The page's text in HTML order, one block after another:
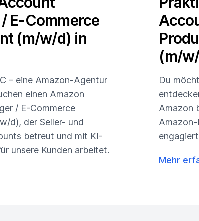
E-Commerce
(m/w/d) in
– eine Amazon-Agentur
einen Amazon
/ E-Commerce
d), der Seller- und
betreut und mit KI-
unsere Kunden arbeitet.
(m/
Du
Amazon
Mehr